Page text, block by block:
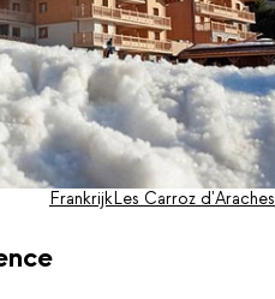
FrankrijkLes Carroz d'Araches